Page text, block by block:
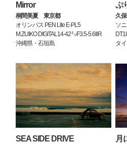
Mirror
桐間美夏 東京都
オリンパス PEN Lite E-PL5
M.ZUIKO DIGITAL14-42㍉F3.5-5.6ⅡR
沖縄県・石垣島
ぷ
久
ソ
タ
SEA SIDE DRIVE 月